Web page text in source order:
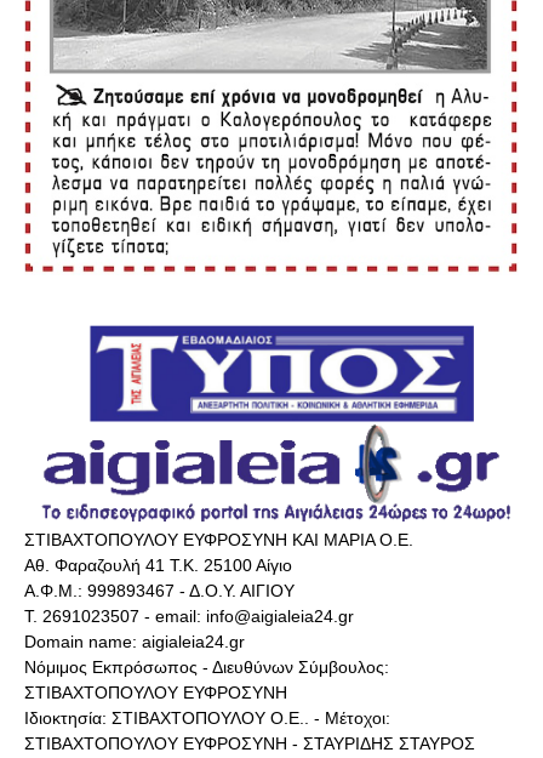
ΣΤΙΒΑΧΤΟΠΟΥΛΟΥ ΕΥΦΡΟΣΥΝΗ ΚΑΙ ΜΑΡΙΑ Ο.Ε.
Αθ. Φαραζουλή 41 Τ.Κ. 25100 Αίγιο
Α.Φ.Μ.: 999893467 - Δ.Ο.Υ. ΑΙΓΙΟΥ
Τ. 2691023507 - email: info@aigialeia24.gr
Domain name: aigialeia24.gr
Νόμιμος Εκπρόσωπος - Διευθύνων Σύμβουλος:
ΣΤΙΒΑΧΤΟΠΟΥΛΟΥ ΕΥΦΡΟΣΥΝΗ
Ιδιοκτησία: ΣΤΙΒΑΧΤΟΠΟΥΛΟΥ Ο.Ε.. - Μέτοχοι:
ΣΤΙΒΑΧΤΟΠΟΥΛΟΥ ΕΥΦΡΟΣΥΝΗ - ΣΤΑΥΡΙΔΗΣ ΣΤΑΥΡΟΣ